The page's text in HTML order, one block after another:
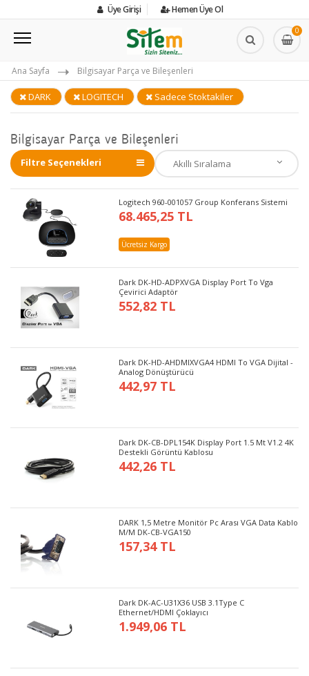
Üye Girişi Hemen Üye Ol
0
Ana Sayfa Bilgisayar Parça ve Bileşenleri
DARK LOGITECH Sadece Stoktakiler
Bilgisayar Parça ve Bileşenleri
Filtre Seçenekleri
Logitech 960-001057 Group Konferans Sistemi
68.465,25 TL
Ücretsiz Kargo
Dark DK-HD-ADPXVGA Display Port To Vga
Çevirici Adaptör
552,82 TL
Dark DK-HD-AHDMIXVGA4 HDMI To VGA Dijital -
Analog Dönüştürücü
442,97 TL
Dark DK-CB-DPL154K Display Port 1.5 Mt V1.2 4K
Destekli Görüntü Kablosu
442,26 TL
DARK 1,5 Metre Monitör Pc Arası VGA Data Kablo
M/M DK-CB-VGA150
157,34 TL
Dark DK-AC-U31X36 USB 3.1Type C
Ethernet/HDMI Çoklayıcı
1.949,06 TL